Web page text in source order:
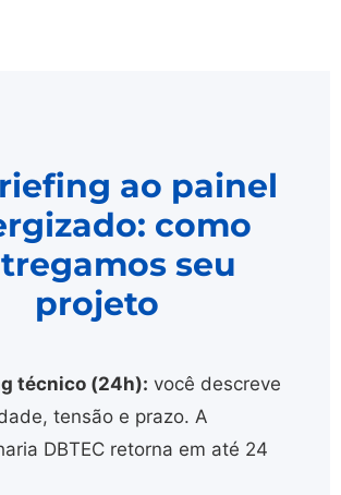
ao painel
como
seu
projeto
técnico (24h): você descreve
tensão e prazo. A
DBTEC retorna em até 24